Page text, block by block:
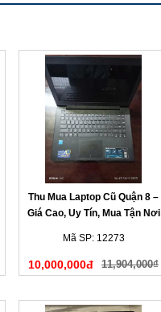
Thu Mua Laptop Cũ Quận 8 –
Giá Cao, Uy Tín, Mua Tận Nơi
Mã SP: 12273
10,000,000đ 11,904,000₫